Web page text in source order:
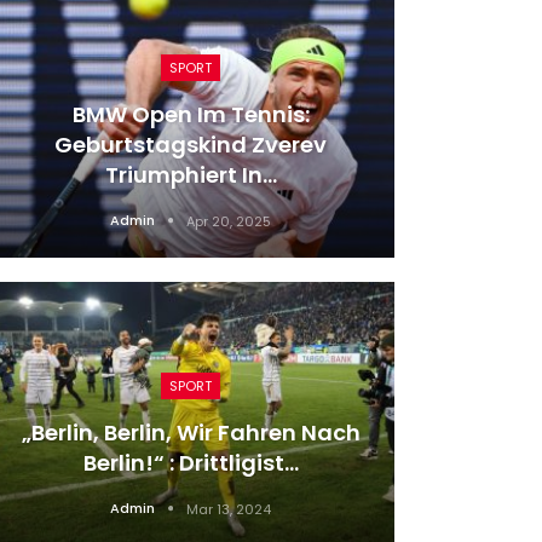
SPORT
BMW Open Im Tennis:
Geburtstagskind Zverev
Triumphiert In…
Admin Apr 20, 2025
SPORT
„Berlin, Berlin, Wir Fahren Nach
Berlin!“ : Drittligist…
Admin Mar 13, 2024